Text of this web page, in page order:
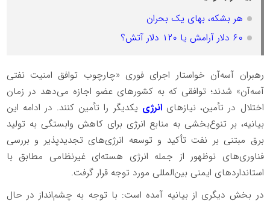
هر بشکه، بهای یک بحران
۶۰ دلار آرامش یا ۱۲۰ دلار آتش؟
رهبران آسه‌آن خواستار اجرای فوری «چارچوب توافق امنیت نفتی
آسه‌آن» شدند؛ توافقی که به کشورهای عضو اجازه می‌دهد در زمان
اختلال در تأمین، نیازهایانرژی یکدیگر را تأمین کنند. در ادامه این
بیانیه، بر تنوع‌بخشی به منابع انرژی برای کاهش وابستگی به تولید
برق مبتنی بر نفت تأکید و توسعه انرژی‌های تجدیدپذیر و بررسی
فناوری‌های نوظهور از جمله انرژی هسته‌ای غیرنظامی مطابق با
استانداردهای ایمنی بین‌المللی مورد توجه قرار گرفت.
در بخش دیگری از بیانیه آمده است: با توجه به چشم‌انداز در حال